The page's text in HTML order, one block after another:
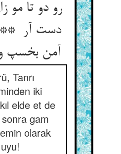
رو دو تا مو
دست آر **
Tanrı
iki
elde et de
gam
olarak
uyu!